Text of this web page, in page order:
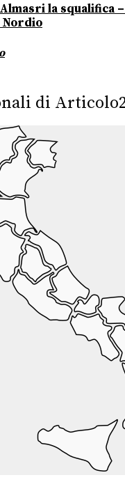
la squalifica
di